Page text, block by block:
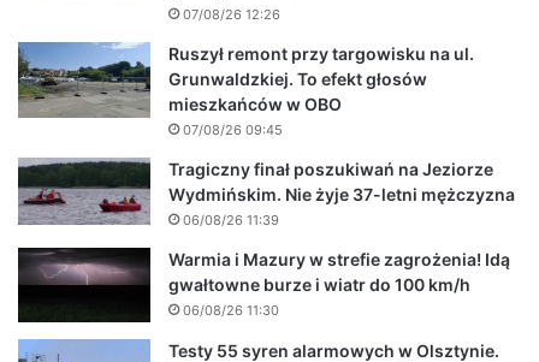
07/08/26 12:26
Ruszył remont przy targowisku na ul.
Grunwaldzkiej. To efekt głosów
mieszkańców w OBO
07/08/26 09:45
Tragiczny finał poszukiwań na Jeziorze
Wydmińskim. Nie żyje 37-letni mężczyzna
06/08/26 11:39
Warmia i Mazury w strefie zagrożenia! Idą
gwałtowne burze i wiatr do 100 km/h
06/08/26 11:30
Testy 55 syren alarmowych w Olsztynie.